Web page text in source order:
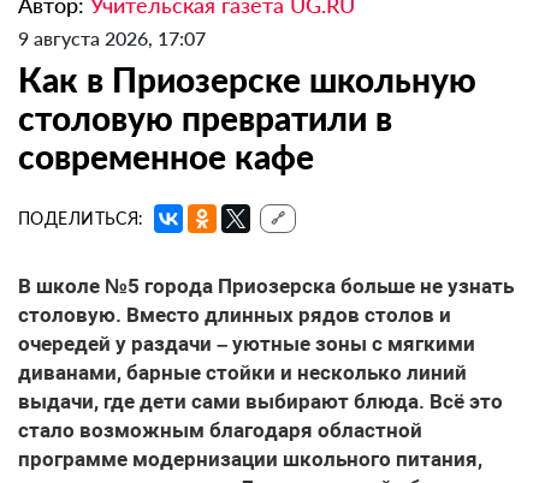
9 августа 2026, 17:07
Как в Приозерске школьную
столовую превратили в
современное кафе
ПОДЕЛИТЬСЯ: 🔗
В школе №5 города Приозерска больше не узнать
столовую. Вместо длинных рядов столов и
очередей у раздачи – уютные зоны с мягкими
диванами, барные стойки и несколько линий
выдачи, где дети сами выбирают блюда. Всё это
стало возможным благодаря областной
программе модернизации школьного питания,